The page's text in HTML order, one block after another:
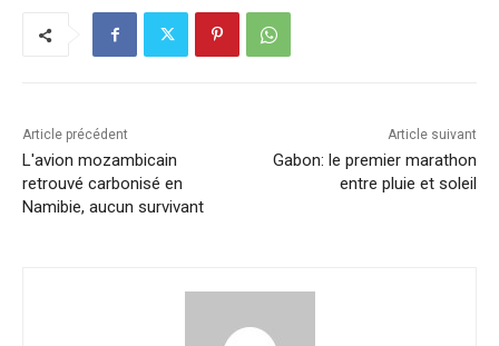
k
dI
n
A
p
Li
n
Article précédent
L'avion mozambicain
retrouvé carbonisé en
Namibie, aucun survivant
Article suivant
Gabon: le premier marathon
entre pluie et soleil